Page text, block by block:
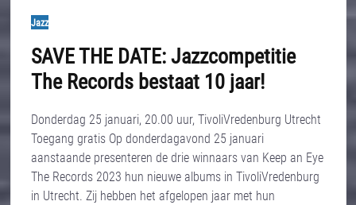
Jazz
SAVE THE DATE: Jazzcompetitie
The Records bestaat 10 jaar!
Donderdag 25 januari, 20.00 uur, TivoliVredenburg Utrecht
Toegang gratis Op donderdagavond 25 januari
aanstaande presenteren de drie winnaars van Keep an Eye
The Records 2023 hun nieuwe albums in TivoliVredenburg
in Utrecht. Zij hebben het afgelopen jaar met hun